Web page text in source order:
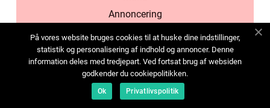
Annoncering
Cookies
Kontakt os
Sitemap
På vores website bruges cookies til at huske dine indstillinger,
statistik og personalisering af indhold og annoncer. Denne
information deles med tredjepart. Ved fortsat brug af websiden
godkender du cookiepolitikken.
Ok Privatlivspolitik